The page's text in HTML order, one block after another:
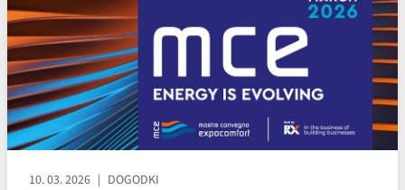
10. 03. 2026 DOGODKI